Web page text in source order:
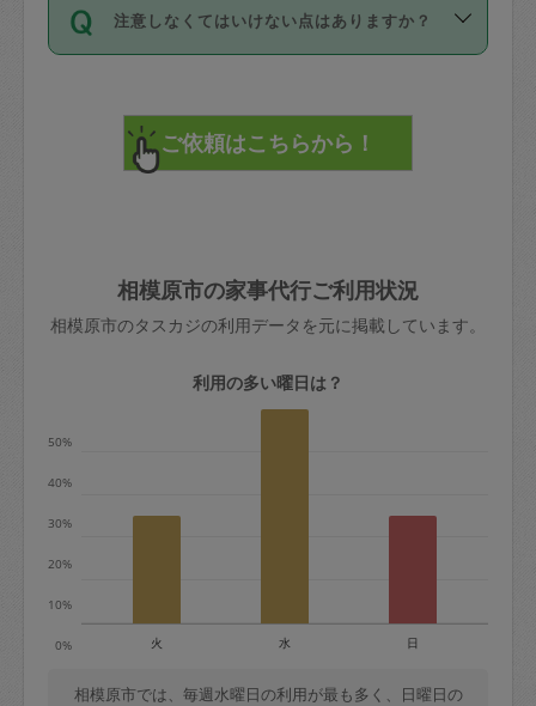
詳細FAQ：
損害賠償保険について教えて
72時間を超える※と、以下のキャンセル
料が発生します。
直前キャンセル料：
72時間前〜24時間前＝依頼料金の50%
依頼者不在による当日キャンセル＝依頼
金額の100%＋交通費全額
※例：依頼日時／土曜日午前9時開始の場
合、水曜日午前9時以降はキャンセル料が
＋交通費全額
依頼者不在による当日キャンセル＝依頼
金額の100%＋交通費全額
まず、条件の合う気になるタスカジさ
みてください。
その後、一番気に入ったタスカジさんに
が必要です。数回の依頼ののち、タスカ
ジさんと依頼者の間で十分な信頼関係が
てください。
不在時に部屋に入るためにタスカジさん
きた場合は損害保険の対象外となるので
ご注意ください。
注意しなくてはいけない点はありますか？
で、必ず鍵のかかるロッカーや金庫に入
れて依頼者の責任の元管理するよう心掛
けてください。
玉、など
あわせてこちらも参照ください：初めて
はありますか？
相模原市の家事代行ご利用状況
相模原市のタスカジの利用データを元に掲載しています。
利用の多い曜日は？
0%
10%
20%
30%
40%
50%
火 水 日
相模原市では、毎週水曜日の利用が最も多く、日曜日の